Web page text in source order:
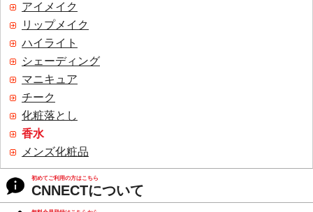
アイメイク
リップメイク
ハイライト
シェーディング
マニキュア
チーク
化粧落とし
香水
メンズ化粧品
初めてご利用の方はこちら
CNNECTについて